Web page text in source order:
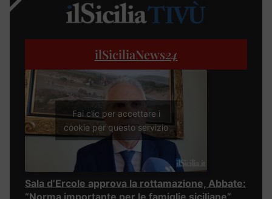
ilSiciliaNews24
Fai clic per accettare i
cookie per questo servizio
Sala d’Ercole approva la rottamazione, Abbate:
“Norma importante per le famiglie siciliane”